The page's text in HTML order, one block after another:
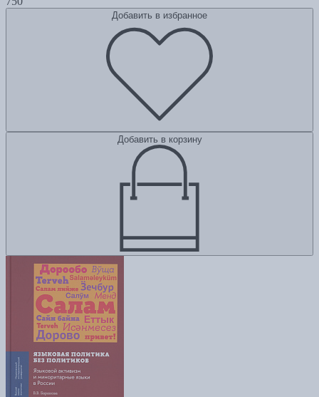
Добавить в избранное
Добавить в корзину